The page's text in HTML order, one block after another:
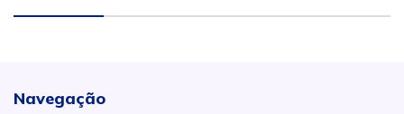
Navegação